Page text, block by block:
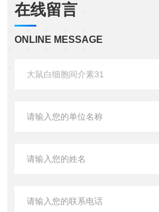
在线留言
ONLINE MESSAGE